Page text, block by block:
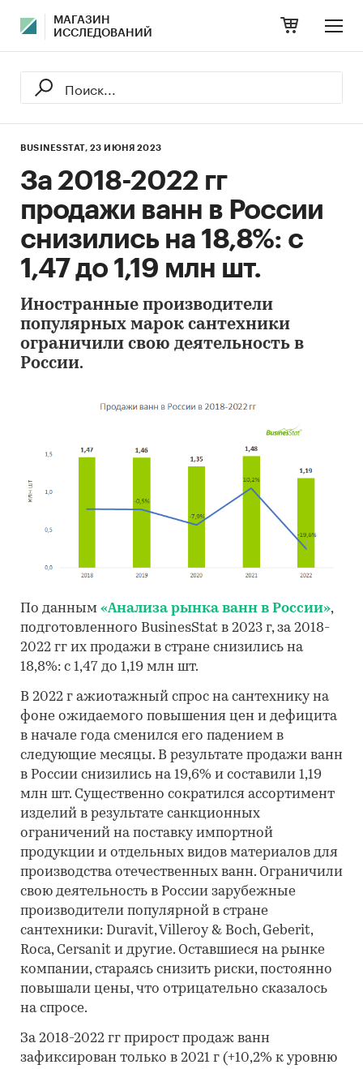
МАГАЗИН
ИССЛЕДОВАНИЙ
BUSINESSTAT, 23 ИЮНЯ 2023
За 2018-2022 гг
продажи ванн в России
снизились на 18,8%: с
1,47 до 1,19 млн шт.
Иностранные производители
популярных марок сантехники
ограничили свою деятельность в
России.
По данным «Анализа рынка ванн в России»,
подготовленного BusinesStat в 2023 г, за 2018-
2022 гг их продажи в стране снизились на
18,8%: с 1,47 до 1,19 млн шт.
В 2022 г ажиотажный спрос на сантехнику на
фоне ожидаемого повышения цен и дефицита
в начале года сменился его падением в
следующие месяцы. В результате продажи ванн
в России снизились на 19,6% и составили 1,19
млн шт. Существенно сократился ассортимент
изделий в результате санкционных
ограничений на поставку импортной
продукции и отдельных видов материалов для
производства отечественных ванн. Ограничили
свою деятельность в России зарубежные
производители популярной в стране
сантехники: Duravit, Villeroy & Boch, Geberit,
Roca, Cersanit и другие. Оставшиеся на рынке
компании, стараясь снизить риски, постоянно
повышали цены, что отрицательно сказалось
на спросе.
За 2018-2022 гг прирост продаж ванн
зафиксирован только в 2021 г (+10,2% к уровню